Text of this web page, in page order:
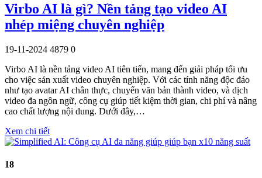
Virbo AI là gì? Nền tảng tạo video AI
nhép miệng chuyên nghiệp
19-11-2024 4879 0
Virbo AI là nền tảng video AI tiên tiến, mang đến giải pháp tối ưu
cho việc sản xuất video chuyên nghiệp. Với các tính năng độc đáo
như tạo avatar AI chân thực, chuyển văn bản thành video, và dịch
video đa ngôn ngữ, công cụ giúp tiết kiệm thời gian, chi phí và nâng
cao chất lượng nội dung. Dưới đây,…
Xem chi tiết
18